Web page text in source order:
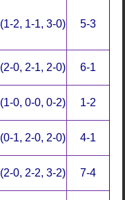
(1-2, 1-1, 3-0) 5-3
(2-0, 2-1, 2-0) 6-1
(1-0, 0-0, 0-2) 1-2
(0-1, 2-0, 2-0) 4-1
(2-0, 2-2, 3-2) 7-4